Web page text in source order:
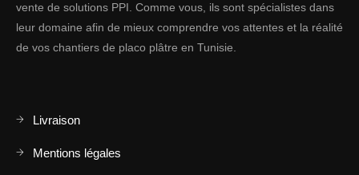
vente de solutions PPI. Comme vous, ils sont spécialistes dans
leur domaine afin de mieux comprendre vos attentes et la réalité
de vos chantiers de placo plâtre en Tunisie.
Livraison
Mentions légales